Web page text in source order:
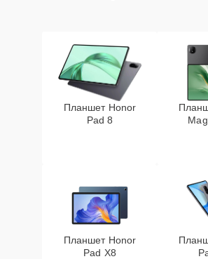
Планшет Honor
Pad 8
Планшет Honor
Pad X8